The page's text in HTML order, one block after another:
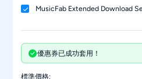
MusicFab Extended Download
優惠券已成功套用！
標準價格: